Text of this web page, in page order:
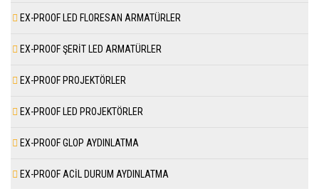
EX-PROOF LED FLORESAN ARMATÜRLER
EX-PROOF ŞERİT LED ARMATÜRLER
EX-PROOF PROJEKTÖRLER
EX-PROOF LED PROJEKTÖRLER
EX-PROOF GLOP AYDINLATMA
EX-PROOF ACİL DURUM AYDINLATMA